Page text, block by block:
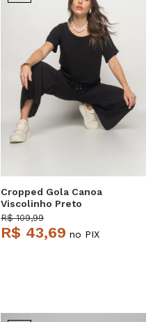
Cropped Gola Canoa
Viscolinho Preto
Salvatore
R$ 109,99
R$ 43,69 no PIX